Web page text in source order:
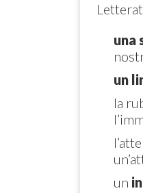
una
un
la
un